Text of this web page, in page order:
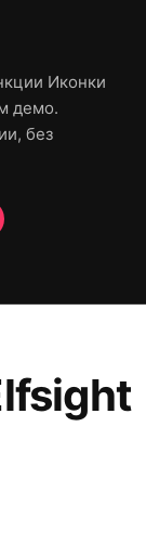
Иконки
демо.
без